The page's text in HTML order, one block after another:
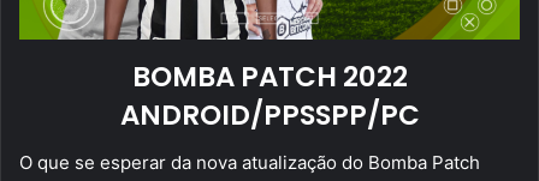
BOMBA PATCH 2022
ANDROID/PPSSPP/PC
O que se esperar da nova atualização do Bomba Patch